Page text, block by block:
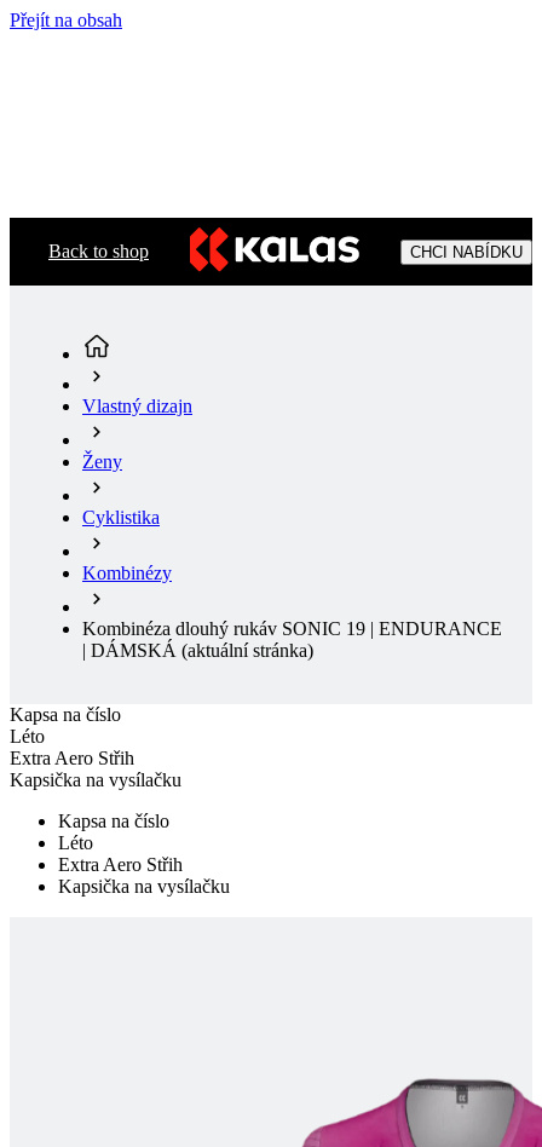
Přejít na obsah
Back to shop CHCI NABÍDKU
Vlastný dizajn
Ženy
Cyklistika
Kombinézy
Kombinéza dlouhý rukáv SONIC 19 | ENDURANCE
| DÁMSKÁ (aktuální stránka)
Kapsa na číslo
Léto
Extra Aero Střih
Kapsička na vysílačku
Kapsa na číslo
Léto
Extra Aero Střih
Kapsička na vysílačku